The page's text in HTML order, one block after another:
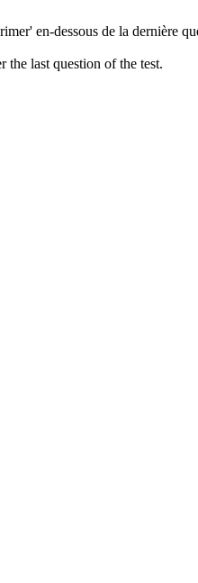
en-dessous de la dernière
the last question of the test.